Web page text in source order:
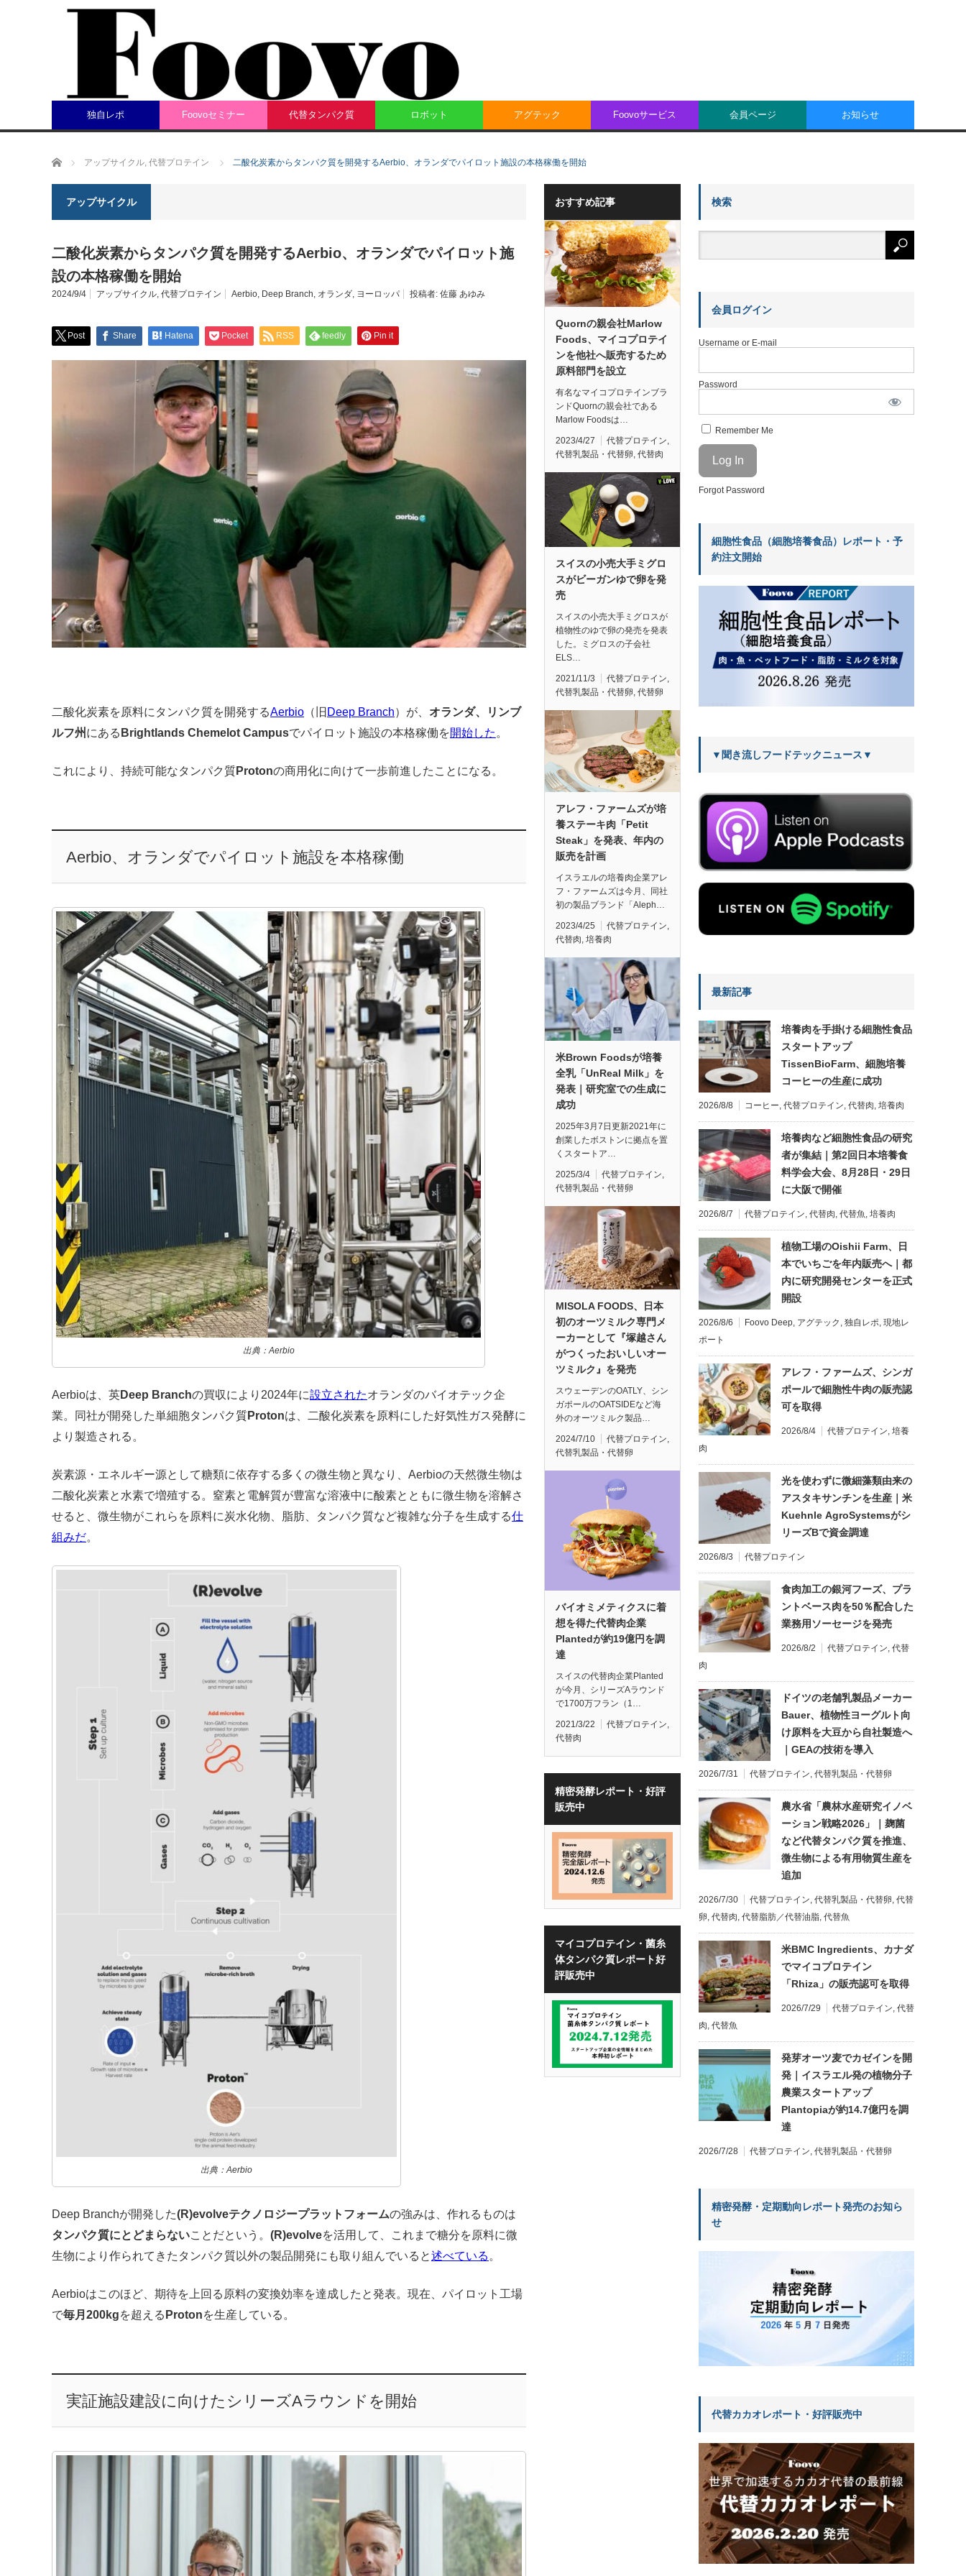
独自レポ Foovoセミナー 代替タンパク質 ロボット アグテック Foovoサービス 会員ページ お知らせ
ホーム アップサイクル, 代替プロテイン 二酸化炭素からタンパク質を開発するAerbio、オランダでパイロット施設の本格稼働を開始
アップサイクル
二酸化炭素からタンパク質を開発するAerbio、オランダでパイロット施
設の本格稼働を開始
2024/9/4 アップサイクル, 代替プロテイン Aerbio, Deep Branch, オランダ, ヨーロッパ 投稿者: 佐藤 あゆみ
Post Share Hatena Pocket RSS feedly Pin it
二酸化炭素を原料にタンパク質を開発するAerbio （旧 Deep Branch）が、 オランダ、リンブ
ルフ州 にある Brightlands Chemelot Campusでパイロット施設の本格稼働を開始した 。
これにより、持続可能なタンパク質Protonの商用化に向けて一歩前進したことになる。
Aerbio、オランダでパイロット施設を本格稼働
出典：Aerbio
Aerbioは、英Deep Branchの買収により2024年に設立されたオランダのバイオテック企
業。
同社が開発した単細胞タンパク質Protonは、二酸化炭素を原料にした好気性ガス発酵に
より製造される。
炭素源・エネルギー源として糖類に依存する多くの微生物と異なり、Aerbioの天然微生物は
二酸化炭素と水素で増殖する。窒素と電解質が豊富な溶液中に酸素とともに微生物を溶解さ
せると、微生物がこれらを原料に炭水化物、脂肪、タンパク質など複雑な分子を生成する仕
組みだ。
出典：Aerbio
Deep Branchが開発した(R)evolveテクノロジープラットフォームの強みは、作れるものは
タンパク質にとどまらないことだという。 (R)evolveを活用して、これまで糖分を原料に微
生物により作られてきたタンパク質以外の製品開発にも取り組んでいると述べている 。
Aerbioはこのほど、期待を上回る原料の変換効率を達成したと発表。現在、パイロット工場
で毎月200kgを超える Protonを生産している。
実証施設建設に向けたシリーズAラウンドを開始
おすすめ記事
Quornの親会社Marlow
Foods、マイコプロテイ
ンを他社へ販売するため
原料部門を設立
有名なマイコプロテインブラ
ンドQuornの親会社である
Marlow Foodsは…
2023/4/27 代替プロテイン,
代替乳製品・代替卵, 代替肉
スイスの小売大手ミグロ
スがビーガンゆで卵を発
売
スイスの小売大手ミグロスが
植物性のゆで卵の発売を発表
した。ミグロスの子会社
ELS…
2021/11/3 代替プロテイン,
代替乳製品・代替卵, 代替卵
アレフ・ファームズが培
養ステーキ肉「Petit
Steak」を発表、年内の
販売を計画
イスラエルの培養肉企業アレ
フ・ファームズは今月、同社
初の製品ブランド「Aleph…
2023/4/25 代替プロテイン,
代替肉, 培養肉
米Brown Foodsが培養
全乳「UnReal Milk」を
発表｜研究室での生成に
成功
2025年3月7日更新2021年に
創業したボストンに拠点を置
くスタートア…
2025/3/4 代替プロテイン,
代替乳製品・代替卵
MISOLA FOODS、日本
初のオーツミルク専門メ
ーカーとして『塚越さん
がつくったおいしいオー
ツミルク』を発売
スウェーデンのOATLY、シン
ガポールのOATSIDEなど海
外のオーツミルク製品…
2024/7/10 代替プロテイン,
代替乳製品・代替卵
バイオミメティクスに着
想を得た代替肉企業
Plantedが約19億円を調
達
スイスの代替肉企業Planted
が今月、シリーズAラウンド
で1700万フラン（1…
2021/3/22 代替プロテイン,
代替肉
精密発酵レポート・好評
販売中
マイコプロテイン・菌糸
体タンパク質レポート好
評販売中
検索
会員ログイン
Username or E-mail
Password
Remember Me
Forgot Password
細胞性食品（細胞培養食品）レポート・予
約注文開始
▼聞き流しフードテックニュース▼
最新記事
培養肉を手掛ける細胞性食品
スタートアップ
TissenBioFarm、細胞培養
コーヒーの生産に成功
2026/8/8 コーヒー 代替プロテイン 代替肉 培養肉
培養肉など細胞性食品の研究
者が集結｜第2回日本培養食
料学会大会、8月28日・29日
に大阪で開催
2026/8/7 代替プロテイン 代替肉 代替魚 培養肉
植物工場のOishii Farm、日
本でいちごを年内販売へ｜都
内に研究開発センターを正式
開設
2026/8/6 Foovo Deep アグテック 独自レポ 現地レ
ポート
アレフ・ファームズ、シンガ
ポールで細胞性牛肉の販売認
可を取得
2026/8/4 代替プロテイン 培養
肉
光を使わずに微細藻類由来の
アスタキサンチンを生産｜米
Kuehnle AgroSystemsがシ
リーズBで資金調達
2026/8/3 代替プロテイン
食肉加工の銀河フーズ、プラ
ントベース肉を50％配合した
業務用ソーセージを発売
2026/8/2 代替プロテイン 代替
肉
ドイツの老舗乳製品メーカー
Bauer、植物性ヨーグルト向
け原料を大豆から自社製造へ
｜GEAの技術を導入
2026/7/31 代替プロテイン 代替乳製品・代替卵
農水省「農林水産研究イノベ
ーション戦略2026」｜麹菌
など代替タンパク質を推進、
微生物による有用物質生産を
追加
2026/7/30 代替プロテイン 代替乳製品・代替卵 代替
卵 代替肉 代替脂肪／代替油脂 代替魚
米BMC Ingredients、カナダ
でマイコプロテイン
「Rhiza」の販売認可を取得
2026/7/29 代替プロテイン 代替
肉 代替魚
発芽オーツ麦でカゼインを開
発｜イスラエル発の植物分子
農業スタートアップ
Plantopiaが約14.7億円を調
達
2026/7/28 代替プロテイン 代替乳製品・代替卵
精密発酵・定期動向レポート発売のお知ら
せ
代替カカオレポート・好評販売中